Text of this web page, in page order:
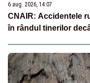
6 aug. 2026, 14:07
CNAIR: Accidentele
în rândul tinerilor